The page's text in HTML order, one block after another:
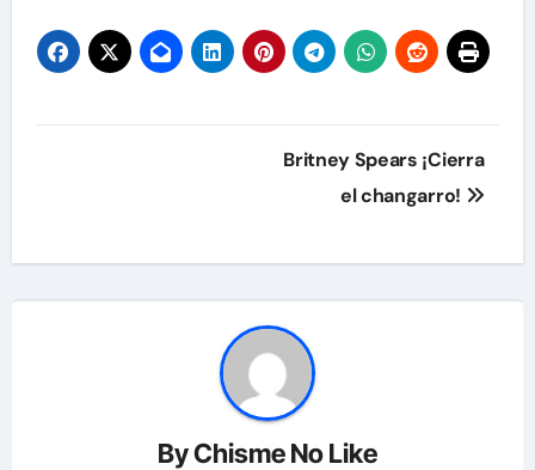
Britney Spears ¡Cierra
el changarro!
ByChisme No Like